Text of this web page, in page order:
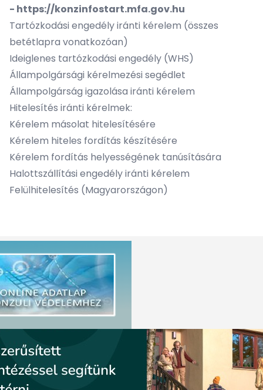
- https://konzinfostart.mfa.gov.hu
Tartózkodási engedély iránti kérelem (összes
betétlapra vonatkozóan)
Ideiglenes tartózkodási engedély (WHS)
Állampolgársági kérelmezési segédlet
Állampolgárság igazolása iránti kérelem
Hitelesítés iránti kérelmek:
Kérelem másolat hitelesítésére
Kérelem hiteles fordítás készítésére
Kérelem fordítás helyességének tanúsítására
Halottszállítási engedély iránti kérelem
Felülhitelesítés (Magyarországon)